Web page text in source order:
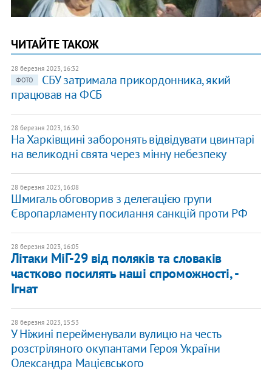
ЧИТАЙТЕ ТАКОЖ
28 березня 2023, 16:32
ФОТО
СБУ затримала прикордонника, який
працював на ФСБ
28 березня 2023, 16:30
На Харківщині заборонять відвідувати цвинтарі
на великодні свята через мінну небезпеку
28 березня 2023, 16:08
Шмигаль обговорив з делегацією групи
Європарламенту посилання санкцій проти РФ
28 березня 2023, 16:05
Літаки МіГ-29 від поляків та словаків
частково посилять наші спроможності, -
Ігнат
28 березня 2023, 15:53
У Ніжині перейменували вулицю на честь
розстріляного окупантами Героя України
Олександра Мацієвського